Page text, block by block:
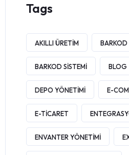
Tags
AKILLI ÜRETIM BARKOD
BARKOD SISTEMI BLOG
DEPO YÖNETIMI E-
E-TICARET
ENVANTER YÖNETIMI